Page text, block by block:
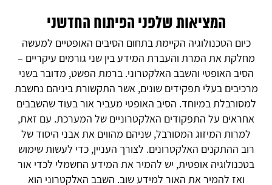
המציאות שלפני הפיתוח החדשני
כיום הטכנולוגיה הקיימת בתחום הסיבים האופטיים למעשה
מחלקת את המרת והעברת המידע בין שני גורמים עיקריים –
הסיב האופטי והשבב האלקטרוני. ברמת הפשט, מדובר בשני
מרכיבים בעלי תפקידים שונים, אשר התקשורת ביניהם נחשבת
למסורבלת במיוחד. הסיב האופטי מעביר אור בעוד שהשבבים
אחראים על התפקודים האלקטרוניים של המערכת. עם זאת,
למרות המיזוג המסורבל, שניהם מהווים את אבני היסוד של
רוב ההתקנים האלקטרונים. לצורך העניין, כדי לעשות שימוש
בטכנולוגיה אופטית, יש להמיר את המידע החשמלי לכדי אור
ואז להמיר את האור למידע שוב. השבב האלקטרוני הוא